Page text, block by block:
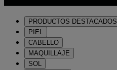
PRODUCTOS DESTACADOS
PIEL
CABELLO
MAQUILLAJE
SOL